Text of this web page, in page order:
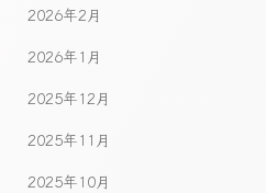
2026年2月
2026年1月
2025年12月
2025年11月
2025年10月